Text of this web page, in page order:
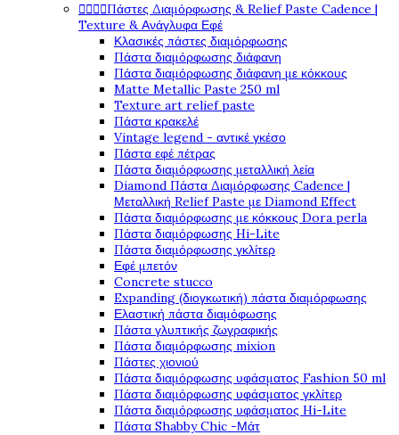
Πάστες Διαμόρφωσης & Relief Paste Cadence |
Texture & Ανάγλυφα Εφέ
Κλασικές πάστες διαμόρφωσης
Πάστα διαμόρφωσης διάφανη
Πάστα διαμόρφωσης διάφανη με κόκκους
Matte Metallic Paste 250 ml
Texture art relief paste
Πάστα κρακελέ
Vintage legend - αντικέ γκέσο
Πάστα εφέ πέτρας
Πάστα διαμόρφωσης μεταλλική λεία
Diamond Πάστα Διαμόρφωσης Cadence |
Μεταλλική Relief Paste με Diamond Effect
Πάστα διαμόρφωσης με κόκκους Dora perla
Πάστα διαμόρφωσης Hi-Lite
Πάστα διαμόρφωσης γκλίτερ
Εφέ μπετόν
Concrete stucco
Expanding (διογκωτική) πάστα διαμόρφωσης
Ελαστική πάστα διαμόφωσης
Πάστα γλυπτικής ζωγραφικής
Πάστα διαμόρφωσης mixion
Πάστες χιονιού
Πάστα διαμόρφωσης υφάσματος Fashion 50 ml
Πάστα διαμόρφωσης υφάσματος γκλίτερ
Πάστα διαμόρφωσης υφάσματος Hi-Lite
Πάστα Shabby Chic -Μάτ